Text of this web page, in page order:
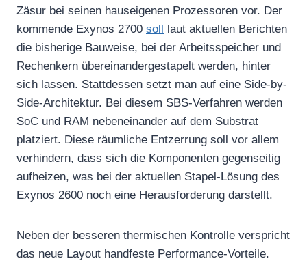
Zäsur bei seinen hauseigenen Prozessoren vor. Der
kommende Exynos 2700 soll laut aktuellen Berichten
die bisherige Bauweise, bei der Arbeitsspeicher und
Rechenkern übereinandergestapelt werden, hinter
sich lassen. Stattdessen setzt man auf eine Side-by-
Side-Architektur. Bei diesem SBS-Verfahren werden
SoC und RAM nebeneinander auf dem Substrat
platziert. Diese räumliche Entzerrung soll vor allem
verhindern, dass sich die Komponenten gegenseitig
aufheizen, was bei der aktuellen Stapel-Lösung des
Exynos 2600 noch eine Herausforderung darstellt.
Neben der besseren thermischen Kontrolle verspricht
das neue Layout handfeste Performance-Vorteile.